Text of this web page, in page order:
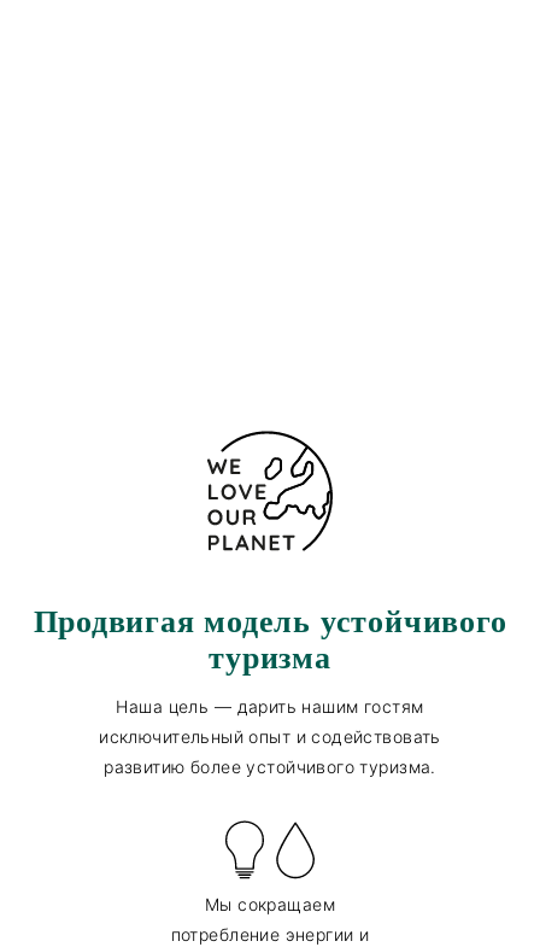
Продвигая модель устойчивого
туризма
Наша цель — дарить нашим гостям
исключительный опыт и содействовать
развитию более устойчивого туризма.
Мы сокращаем
потребление энергии и